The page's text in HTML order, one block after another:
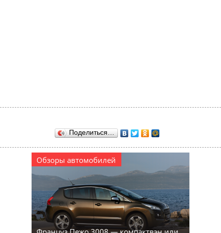
Поделиться…
Обзоры автомобилей